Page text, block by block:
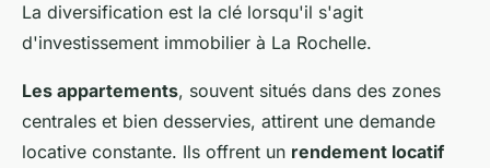
La diversification est la clé lorsqu'il s'agit
d'investissement immobilier à La Rochelle.
Les appartements, souvent situés dans des zones
centrales et bien desservies, attirent une demande
locative constante. Ils offrent un rendement locatif